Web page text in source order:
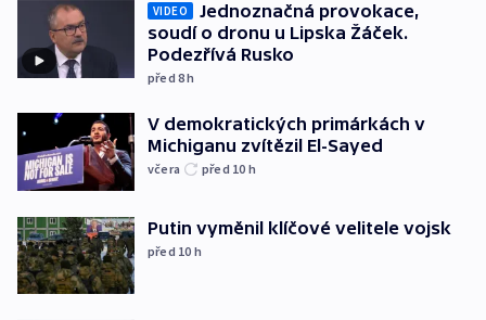
VIDEO
Jednoznačná provokace,
soudí o dronu u Lipska Žáček.
Podezřívá Rusko
před 8h
V demokratických primárkách v
Michiganu zvítězil El-Sayed
včera před 10 h
Putin vyměnil klíčové velitele vojsk
před 10 h